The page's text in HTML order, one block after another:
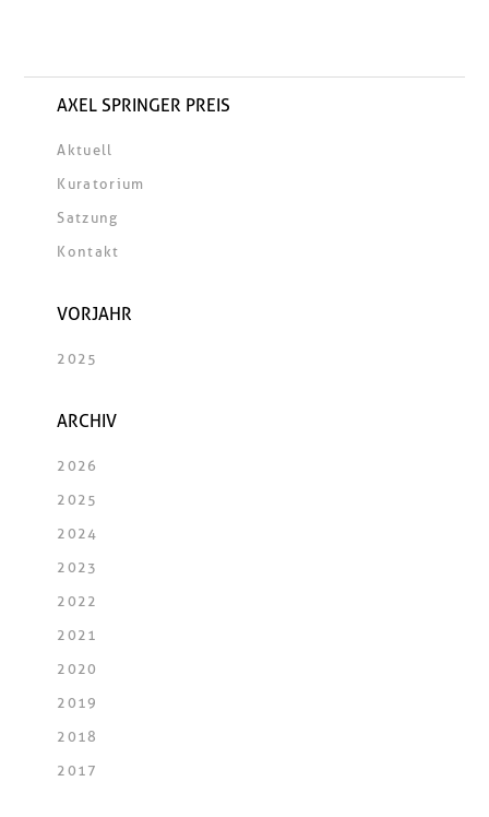
AXEL SPRINGER PREIS
Aktuell
Kuratorium
Satzung
Kontakt
VORJAHR
2025
ARCHIV
2026
2025
2024
2023
2022
2021
2020
2019
2018
2017